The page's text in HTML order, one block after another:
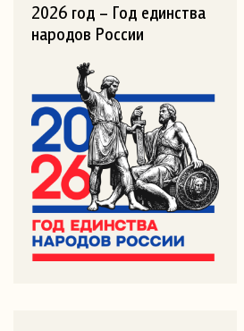
2026 год – Год единства
народов России